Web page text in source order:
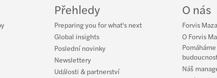
Přehledy
Preparing you for what's next
Global insights
Poslední novinky
Newslettery
Události & partnerství
O nás
Forvis
O Forvis
Náš